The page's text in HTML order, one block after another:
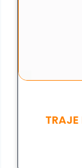
TRAJE